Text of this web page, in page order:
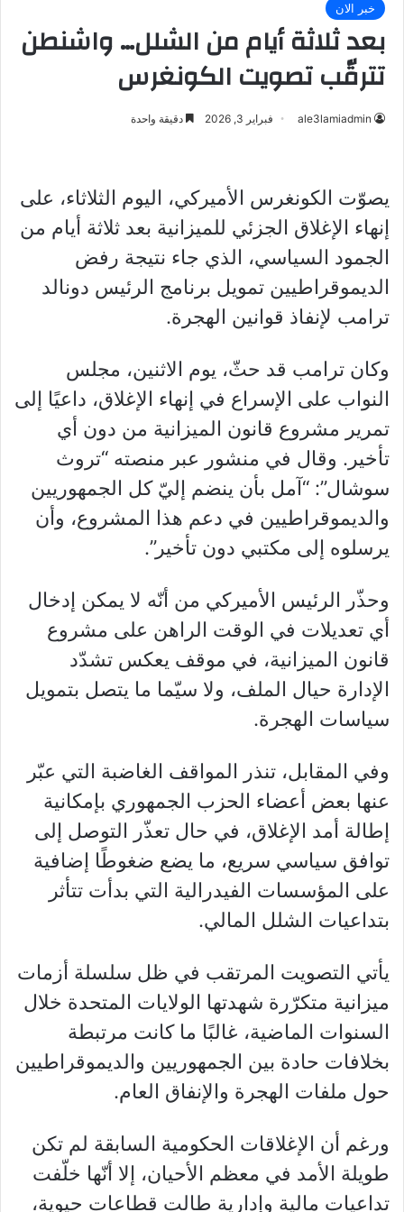
خبر الان
بعد ثلاثة أيام من الشلل… واشنطن
تترقّب تصويت الكونغرس
ale3lamiadmin فبراير 3, 2026 دقيقة واحدة
يصوّت الكونغرس الأميركي، اليوم الثلاثاء، على
إنهاء الإغلاق الجزئي للميزانية بعد ثلاثة أيام من
الجمود السياسي، الذي جاء نتيجة رفض
الديموقراطيين تمويل برنامج الرئيس دونالد
ترامب لإنفاذ قوانين الهجرة.
وكان ترامب قد حثّ، يوم الاثنين، مجلس
النواب على الإسراع في إنهاء الإغلاق، داعيًا إلى
تمرير مشروع قانون الميزانية من دون أي
تأخير. وقال في منشور عبر منصته “تروث
سوشال”: “آمل بأن ينضم إليّ كل الجمهوريين
والديموقراطيين في دعم هذا المشروع، وأن
يرسلوه إلى مكتبي دون تأخير”.
وحذّر الرئيس الأميركي من أنّه لا يمكن إدخال
أي تعديلات في الوقت الراهن على مشروع
قانون الميزانية، في موقف يعكس تشدّد
الإدارة حيال الملف، ولا سيّما ما يتصل بتمويل
سياسات الهجرة.
وفي المقابل، تنذر المواقف الغاضبة التي عبّر
عنها بعض أعضاء الحزب الجمهوري بإمكانية
إطالة أمد الإغلاق، في حال تعذّر التوصل إلى
توافق سياسي سريع، ما يضع ضغوطًا إضافية
على المؤسسات الفيدرالية التي بدأت تتأثر
بتداعيات الشلل المالي.
يأتي التصويت المرتقب في ظل سلسلة أزمات
ميزانية متكرّرة شهدتها الولايات المتحدة خلال
السنوات الماضية، غالبًا ما كانت مرتبطة
بخلافات حادة بين الجمهوريين والديموقراطيين
حول ملفات الهجرة والإنفاق العام.
ورغم أن الإغلاقات الحكومية السابقة لم تكن
طويلة الأمد في معظم الأحيان، إلا أنّها خلّفت
تداعيات مالية وإدارية طالت قطاعات حيوية،